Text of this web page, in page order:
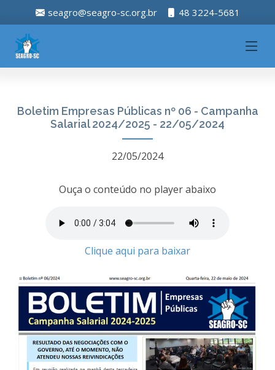
seagro@seagro-sc.org.br 48 3224-5681
Boletim Empresas Públicas nº 06 - Campanha
Salarial 2024/2025 - 22/05/2024
22/05/2024
Ouça o conteúdo no player abaixo
Clique aqui para baixar